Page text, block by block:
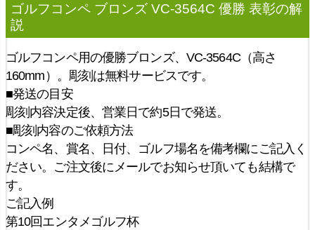
ゴルフコンペ ブロンズ VC-3564C 優勝 表彰の解
説
ゴルフコンペ用の優勝ブロンズ、VC-3564C（高さ
160mm）。彫刻は無料サービスです。
■発送の目安
彫刻内容決定後、営業日で約5日で発送。
■彫刻内容のご依頼方法
コンペ名、賞名、日付、ゴルフ場名を備考欄にご記入く
ださい。ご注文後にメールでお知らせ頂いても結構で
す。
ご記入例
第10回エンタメゴルフ杯